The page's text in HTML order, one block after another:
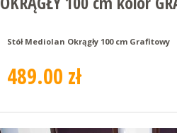
Stół Mediolan Okrągły 100 cm Grafitowy
489.00 zł